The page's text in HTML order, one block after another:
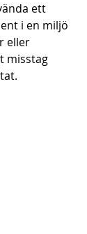
ett
i en miljö
eller
misstag